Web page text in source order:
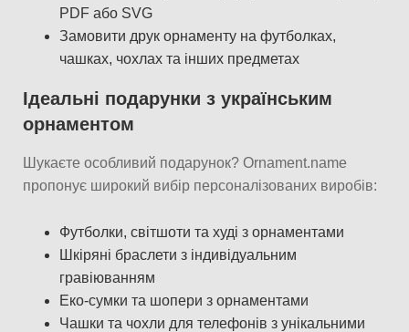
PDF або SVG
Замовити друк орнаменту на футболках,
чашках, чохлах та інших предметах
Ідеальні подарунки з українським
орнаментом
Шукаєте особливий подарунок? Ornament.name
пропонує широкий вибір персоналізованих виробів:
Футболки, світшоти та худі з орнаментами
Шкіряні браслети з індивідуальним
гравіюванням
Еко-сумки та шопери з орнаментами
Чашки та чохли для телефонів з унікальними